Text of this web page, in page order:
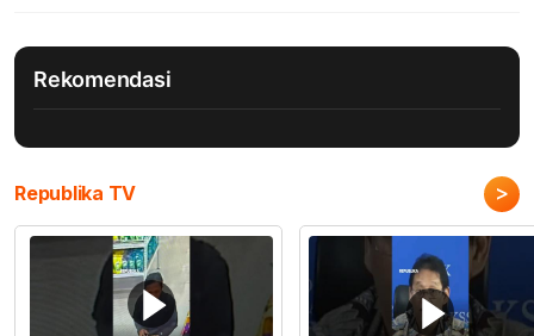
Rekomendasi
Republika TV >